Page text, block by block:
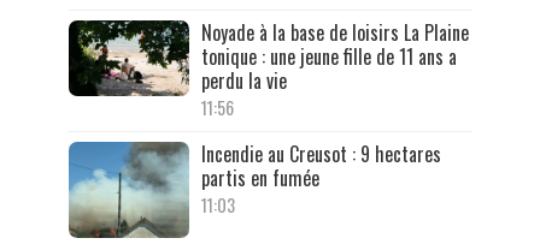
Noyade à la base de loisirs La Plaine
tonique : une jeune fille de 11 ans a
perdu la vie
11:56
Incendie au Creusot : 9 hectares
partis en fumée
11:03